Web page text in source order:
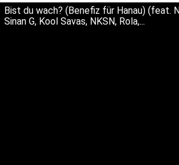
Bist du wach? (Benefiz für Hanau) (feat.
Sinan G, Kool Savas, NKSN, Rola,...